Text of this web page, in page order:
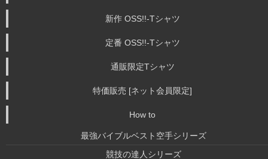
新作 OSS!!-Tシャツ
定番 OSS!!-Tシャツ
通販限定Tシャツ
特価販売 [ネット会員限定]
How to
最強バイブルベスト空手シリーズ
競技の達人シリーズ